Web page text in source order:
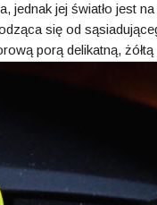
jednak jej światło jest
się od
porą delikatną, żółtą